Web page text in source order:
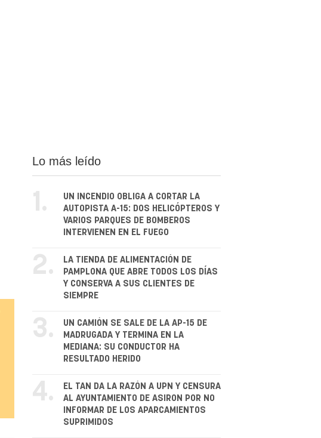
Lo más leído
1.
UN INCENDIO OBLIGA A CORTAR LA
AUTOPISTA A-15: DOS HELICÓPTEROS Y
VARIOS PARQUES DE BOMBEROS
INTERVIENEN EN EL FUEGO
2.
LA TIENDA DE ALIMENTACIÓN DE
PAMPLONA QUE ABRE TODOS LOS DÍAS
Y CONSERVA A SUS CLIENTES DE
SIEMPRE
3.
UN CAMIÓN SE SALE DE LA AP-15 DE
MADRUGADA Y TERMINA EN LA
MEDIANA: SU CONDUCTOR HA
RESULTADO HERIDO
4.
EL TAN DA LA RAZÓN A UPN Y CENSURA
AL AYUNTAMIENTO DE ASIRON POR NO
INFORMAR DE LOS APARCAMIENTOS
SUPRIMIDOS